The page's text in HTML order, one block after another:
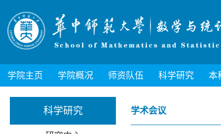
学院主页 学院概况 师资队伍 科学研究 本
科学研究 学术会议